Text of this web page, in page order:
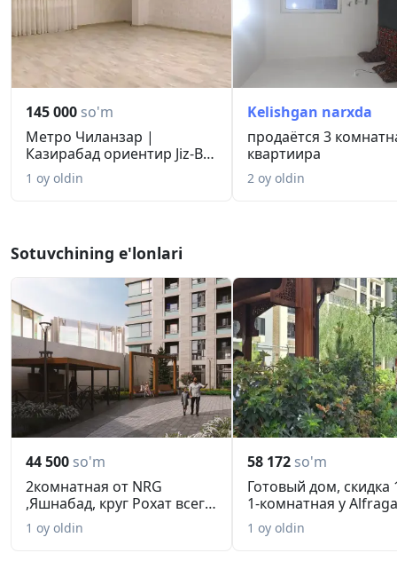
145 000 so'm
Метро Чиланзар |
Казирабад ориентир Jiz-Biz
2+2(3)...
1 oy oldin
Kelishgan narxda
продаётся 3
квартиира
2 oy oldin
Sotuvchining e'lonlari
44 500 so'm
2комнатная от NRG
,Яшнабад, круг Рохат всего
44 50...
1 oy oldin
58 172 so'm
Готовый дом, скидка
1-комнатная у
1 oy oldin